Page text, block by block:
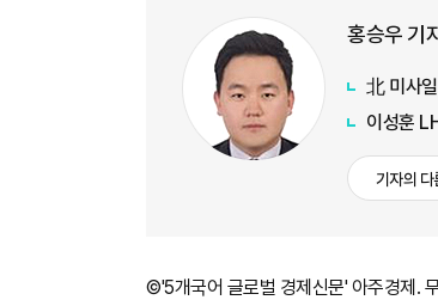
홍승우 기
北 미사
이성훈
기자의 다
©'5개국어 글로벌 경제신문' 아주경제.